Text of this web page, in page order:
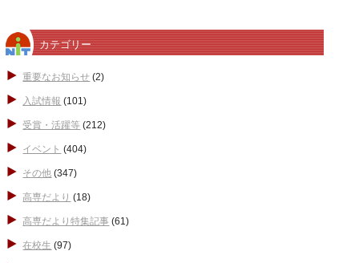
カテゴリー
重要なお知らせ (2)
入試情報 (101)
受賞・活躍等 (212)
イベント (404)
その他 (347)
高専だより (18)
高専だより特集記事 (61)
在校生 (97)